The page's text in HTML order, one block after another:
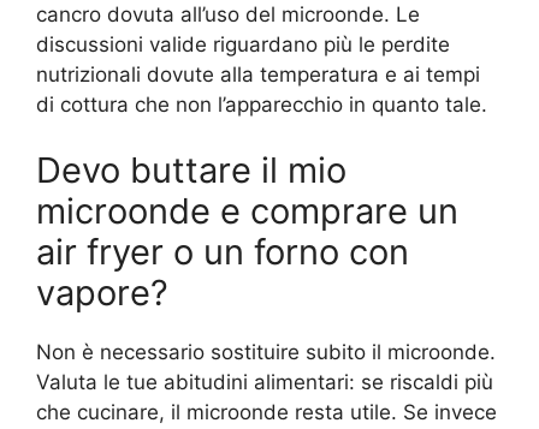
cancro dovuta all’uso del microonde. Le
discussioni valide riguardano più le perdite
nutrizionali dovute alla temperatura e ai tempi
di cottura che non l’apparecchio in quanto tale.
Devo buttare il mio
microonde e comprare un
air fryer o un forno con
vapore?
Non è necessario sostituire subito il microonde.
Valuta le tue abitudini alimentari: se riscaldi più
che cucinare, il microonde resta utile. Se invece